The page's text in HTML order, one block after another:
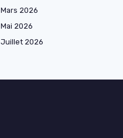
Mars 2026
Mai 2026
Juillet 2026